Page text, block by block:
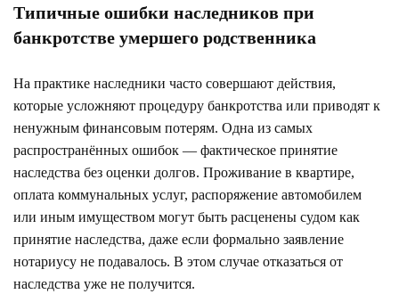
Типичные ошибки наследников при
банкротстве умершего родственника
На практике наследники часто совершают действия,
которые усложняют процедуру банкротства или приводят к
ненужным финансовым потерям. Одна из самых
распространённых ошибок — фактическое принятие
наследства без оценки долгов. Проживание в квартире,
оплата коммунальных услуг, распоряжение автомобилем
или иным имуществом могут быть расценены судом как
принятие наследства, даже если формально заявление
нотариусу не подавалось. В этом случае отказаться от
наследства уже не получится.